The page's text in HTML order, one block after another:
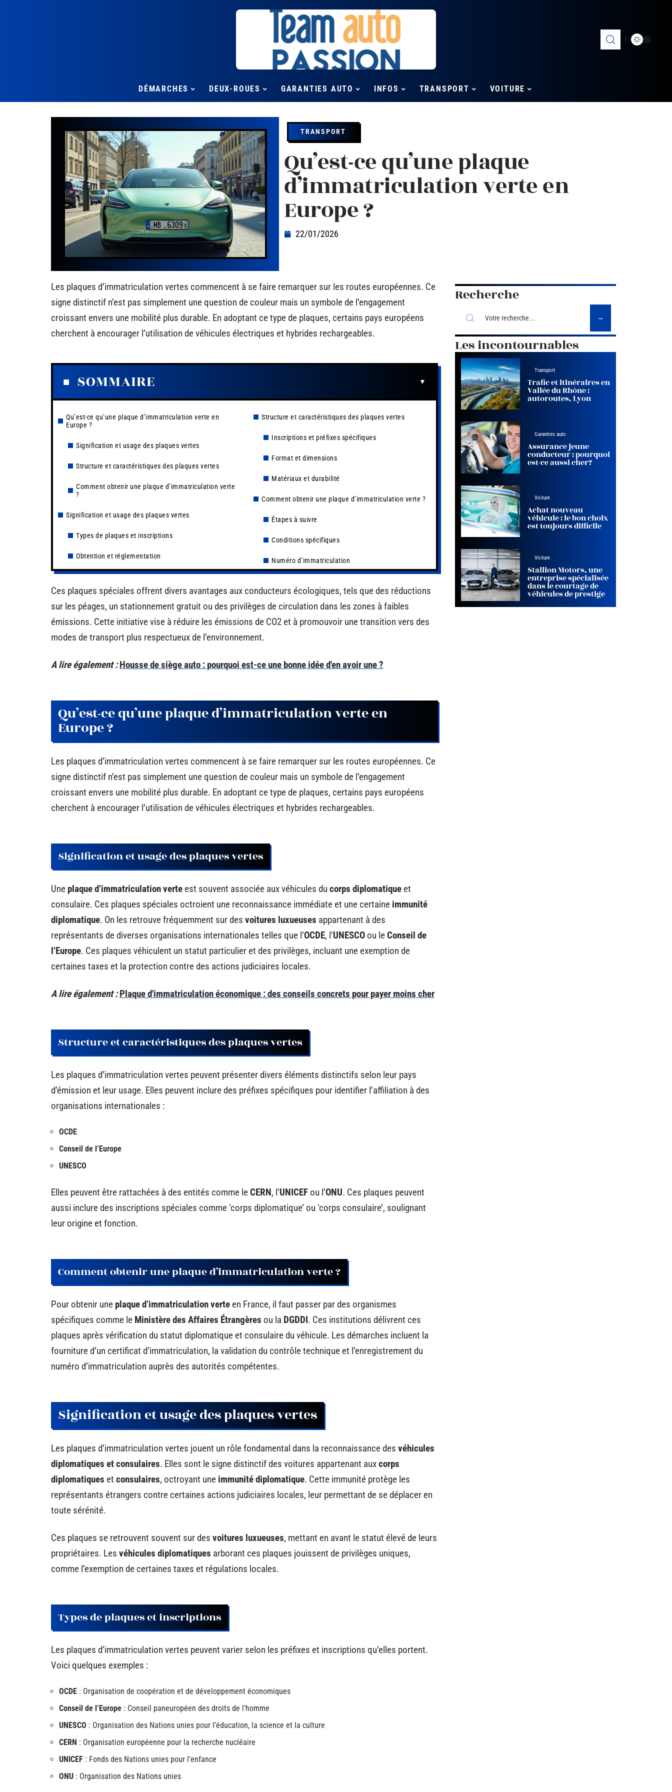
DÉMARCHES DEUX-ROUES GARANTIES AUTO INFOS TRANSPORT VOITURE
TRANSPORT
Qu’est-ce qu’une plaque
d’immatriculation verte en
Europe ?
22/01/2026
Les plaques d’immatriculation vertes commencent à se faire remarquer sur les routes européennes. Ce
signe distinctif n’est pas simplement une question de couleur mais un symbole de l’engagement
croissant envers une mobilité plus durable. En adoptant ce type de plaques, certains pays européens
cherchent à encourager l’utilisation de véhicules électriques et hybrides rechargeables.
SOMMAIRE
Qu’est-ce qu’une plaque d’immatriculation verte en
Europe ?
Signification et usage des plaques vertes
Structure et caractéristiques des plaques vertes
Comment obtenir une plaque d’immatriculation verte
?
Signification et usage des plaques vertes
Types de plaques et inscriptions
Obtention et réglementation
Structure et caractéristiques des plaques vertes
Inscriptions et préfixes spécifiques
Format et dimensions
Matériaux et durabilité
Comment obtenir une plaque d’immatriculation verte ?
Étapes à suivre
Conditions spécifiques
Numéro d’immatriculation
Ces plaques spéciales offrent divers avantages aux conducteurs écologiques, tels que des réductions
sur les péages, un stationnement gratuit ou des privilèges de circulation dans les zones à faibles
émissions. Cette initiative vise à réduire les émissions de CO2 et à promouvoir une transition vers des
modes de transport plus respectueux de l’environnement.
A lire également : Housse de siège auto : pourquoi est-ce une bonne idée d'en avoir une ?
Qu’est-ce qu’une plaque d’immatriculation verte en
Europe ?
Les plaques d’immatriculation vertes commencent à se faire remarquer sur les routes européennes. Ce
signe distinctif n’est pas simplement une question de couleur mais un symbole de l’engagement
croissant envers une mobilité plus durable. En adoptant ce type de plaques, certains pays européens
cherchent à encourager l’utilisation de véhicules électriques et hybrides rechargeables.
Signification et usage des plaques vertes
Une plaque d’immatriculation verte est souvent associée aux véhicules du corps diplomatique et
consulaire. Ces plaques spéciales octroient une reconnaissance immédiate et une certaine immunité
diplomatique. On les retrouve fréquemment sur des voitures luxueuses appartenant à des
représentants de diverses organisations internationales telles que l’OCDE, l’UNESCO ou leConseil de
l’Europe. Ces plaques véhiculent un statut particulier et des privilèges, incluant une exemption de
certaines taxes et la protection contre des actions judiciaires locales.
A lire également : Plaque d'immatriculation économique : des conseils concrets pour payer moins cher
Structure et caractéristiques des plaques vertes
Les plaques d’immatriculation vertes peuvent présenter divers éléments distinctifs selon leur pays
d’émission et leur usage. Elles peuvent inclure des préfixes spécifiques pour identifier l’affiliation à des
organisations internationales :
OCDE
Conseil de l’Europe
UNESCO
Elles peuvent être rattachées à des entités comme leCERN, l’UNICEF ou l’ONU. Ces plaques peuvent
aussi inclure des inscriptions spéciales comme ‘corps diplomatique’ ou ‘corps consulaire’, soulignant
leur origine et fonction.
Comment obtenir une plaque d’immatriculation verte ?
Pour obtenir une plaque d’immatriculation verte en France, il faut passer par des organismes
spécifiques comme le Ministère des Affaires Étrangères ou la DGDDI. Ces institutions délivrent ces
plaques après vérification du statut diplomatique et consulaire du véhicule. Les démarches incluent la
fourniture d’un certificat d’immatriculation, la validation du contrôle technique et l’enregistrement du
numéro d’immatriculation auprès des autorités compétentes.
Signification et usage des plaques vertes
Les plaques d’immatriculation vertes jouent un rôle fondamental dans la reconnaissance des véhicules
diplomatiques et consulaires. Elles sont le signe distinctif des voitures appartenant auxcorps
diplomatiques et consulaires, octroyant une immunité diplomatique. Cette immunité protège les
représentants étrangers contre certaines actions judiciaires locales, leur permettant de se déplacer en
toute sérénité.
Ces plaques se retrouvent souvent sur des voitures luxueuses, mettant en avant le statut élevé de leurs
propriétaires. Les véhicules diplomatiques arborant ces plaques jouissent de privilèges uniques,
comme l’exemption de certaines taxes et régulations locales.
Types de plaques et inscriptions
Les plaques d’immatriculation vertes peuvent varier selon les préfixes et inscriptions qu’elles portent.
Voici quelques exemples :
OCDE : Organisation de coopération et de développement économiques
Conseil de l’Europe : Conseil paneuropéen des droits de l’homme
UNESCO : Organisation des Nations unies pour l’éducation, la science et la culture
CERN : Organisation européenne pour la recherche nucléaire
UNICEF : Fonds des Nations unies pour l’enfance
ONU : Organisation des Nations unies
Recherche
Les incontournables
Transport
Trafic et itinéraires en
Vallée du Rhône :
autoroutes, Lyon
Garanties auto
Assurance jeune
conducteur : pourquoi
est-ce aussi cher?
Voiture
Achat nouveau
véhicule : le bon choix
est toujours difficile
Voiture
Stallion Motors, une
entreprise spécialisée
dans le courtage de
véhicules de prestige